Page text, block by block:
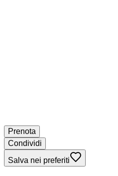
Prenota
Condividi
Salva nei preferiti